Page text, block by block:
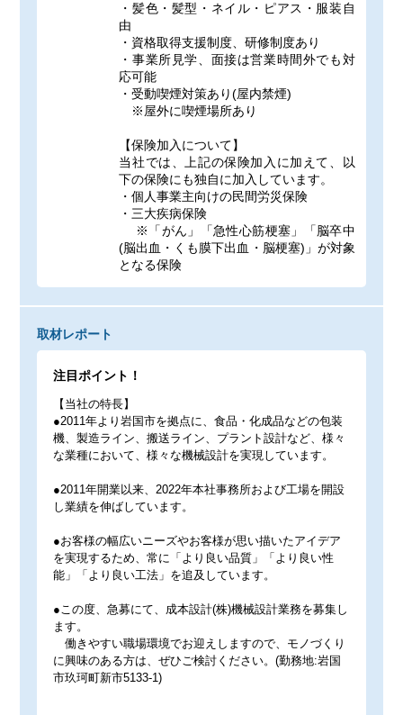
・髪色・髪型・ネイル・ピアス・服装自
由
・資格取得支援制度、研修制度あり
・事業所見学、面接は営業時間外でも対
応可能
・受動喫煙対策あり(屋内禁煙)
※屋外に喫煙場所あり
【保険加入について】
当社では、上記の保険加入に加えて、以
下の保険にも独自に加入しています。
・個人事業主向けの民間労災保険
・三大疾病保険
※「がん」「急性心筋梗塞」「脳卒中
(脳出血・くも膜下出血・脳梗塞)」が対象
となる保険
取材レポート
注目ポイント！
【当社の特長】
●2011年より岩国市を拠点に、食品・化成品などの包装
機、製造ライン、搬送ライン、プラント設計など、様々
な業種において、様々な機械設計を実現しています。
●2011年開業以来、2022年本社事務所および工場を開設
し業績を伸ばしています。
●お客様の幅広いニーズやお客様が思い描いたアイデア
を実現するため、常に「より良い品質」「より良い性
能」「より良い工法」を追及しています。
●この度、急募にて、成本設計(株)機械設計業務を募集し
ます。
働きやすい職場環境でお迎えしますので、モノづくり
に興味のある方は、ぜひご検討ください。(勤務地:岩国
市玖珂町新市5133-1)